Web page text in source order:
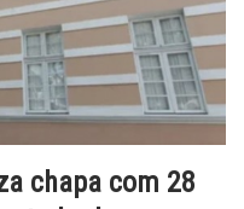
chapa com 28